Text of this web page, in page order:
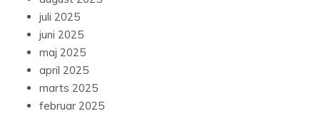
juli 2025
juni 2025
maj 2025
april 2025
marts 2025
februar 2025